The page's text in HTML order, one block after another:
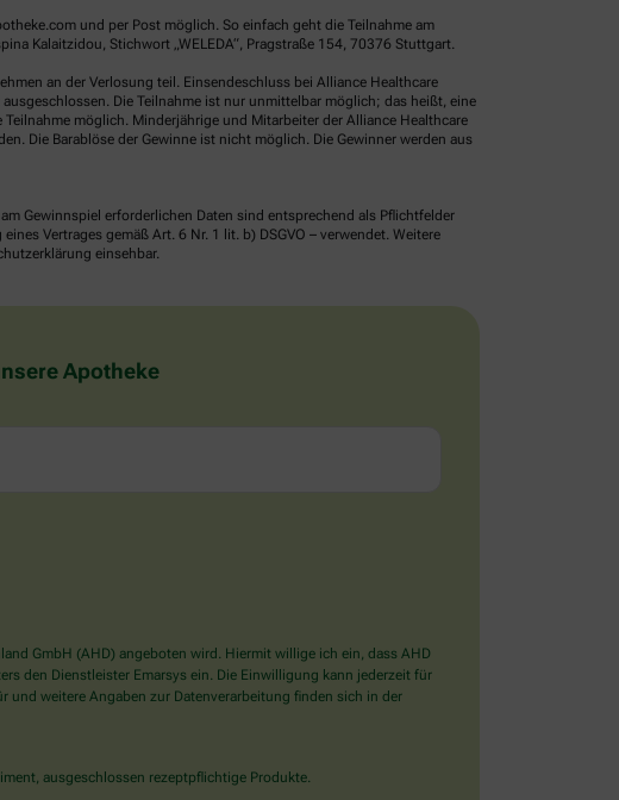
und per Post möglich. So einfach geht die Teilnahme am
Kalaitzidou, Stichwort „WELEDA“, Pragstraße 154, 70376 Stuttgart.
an der Verlosung teil. Einsendeschluss bei Alliance Healthcare
Die Teilnahme ist nur unmittelbar möglich; das heißt, eine
möglich. Minderjährige und Mitarbeiter der Alliance Healthcare
Die Barablöse der Gewinne ist nicht möglich. Die Gewinner werden aus
Gewinnspiel erforderlichen Daten sind entsprechend als Pflichtfelder
Vertrages gemäß Art. 6 Nr. 1 lit. b) DSGVO – verwendet. Weitere
einsehbar.
Apotheke
GmbH (AHD) angeboten wird. Hiermit willige ich ein, dass AHD
den Dienstleister Emarsys ein. Die Einwilligung kann jederzeit für
weitere Angaben zur Datenverarbeitung finden sich in der
ausgeschlossen rezeptpflichtige Produkte.